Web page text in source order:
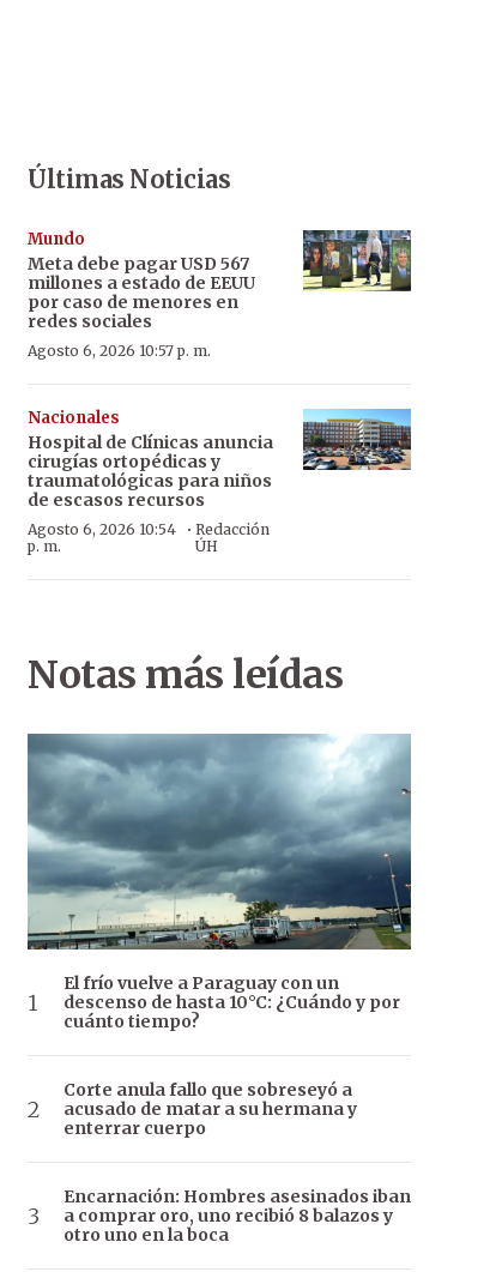
Últimas Noticias
Mundo
Meta debe pagar USD 567
millones a estado de EEUU
por caso de menores en
redes sociales
Agosto 6, 2026 10:57 p. m.
Nacionales
Hospital de Clínicas anuncia
cirugías ortopédicas y
traumatológicas para niños
de escasos recursos
Agosto 6, 2026 10:54
p. m.
· Redacción
ÚH
Notas más leídas
El frío vuelve a Paraguay con un
descenso de hasta 10°C: ¿Cuándo y por
cuánto tiempo?
Corte anula fallo que sobreseyó a
acusado de matar a su hermana y
enterrar cuerpo
Encarnación: Hombres asesinados iban
a comprar oro, uno recibió 8 balazos y
otro uno en la boca